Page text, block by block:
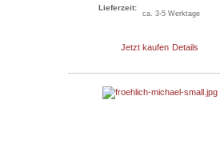
Lieferzeit:
ca. 3-5 Werktage
Jetzt kaufen Details